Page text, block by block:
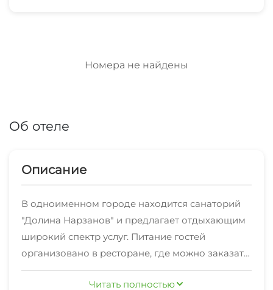
Номера не найдены
Об отеле
Описание
В одноименном городе находится санаторий
"Долина Нарзанов" и предлагает отдыхающим
широкий спектр услуг. Питание гостей
организовано в ресторане, где можно заказать
диетическое меню. Работает фитобар.
Для постояльцев подготовлены концертные
Читать полностью